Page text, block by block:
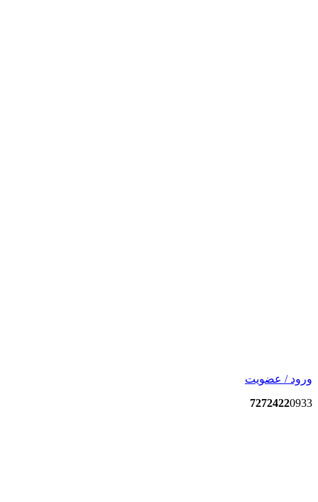
ورود / عضویت
72724220933